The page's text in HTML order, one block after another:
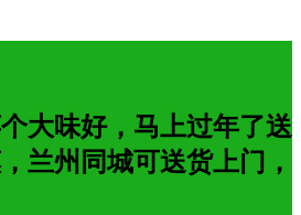
大味好，马上过年了送
兰州同城可送货上门，